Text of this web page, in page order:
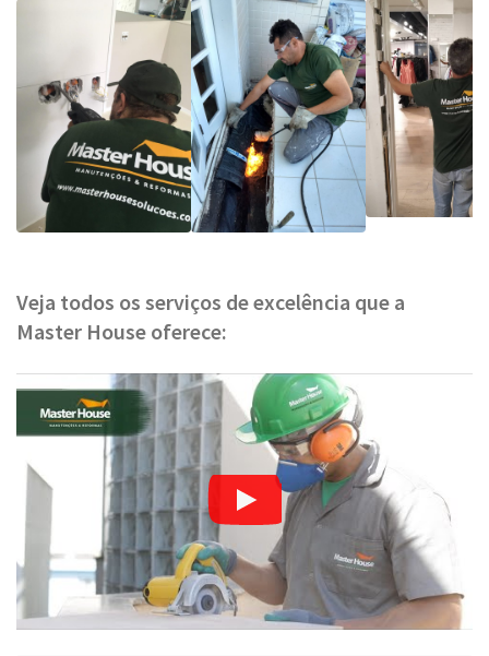
Veja todos os serviços de excelência que a
Master House oferece: